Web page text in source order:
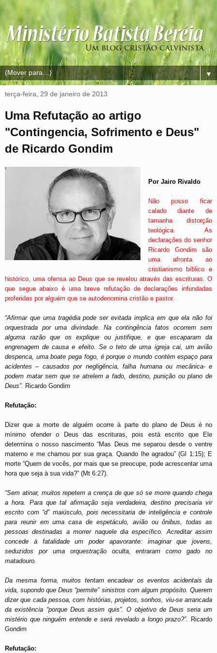
▼
terça-feira, 29 de janeiro de 2013
Uma Refutação ao artigo
"Contingencia, Sofrimento e Deus"
de Ricardo Gondim
Por Jairo Rivaldo
Não posso ficar
calado diante de
tamanha distorção
teológica. As
declarações do senhor
Ricardo Gondim são
uma afronta ao
cristianismo bíblico e
histórico, uma ofensa ao Deus que se revelou através das escrituras. O
que segue abaixo é uma breve refutação de declarações infundadas
proferidas por alguém que se autodenomina cristão e pastor.
“Afirmar que uma tragédia pode ser evitada implica em que ela não foi
orquestrada por uma divindade. Na contingência fatos ocorrem sem
alguma razão que os explique ou justifique, e que escaparam da
engrenagem de causa e efeito. Se o teto de uma igreja cai, um avião
despenca, uma boate pega fogo, é porque o mundo contém espaço para
acidentes – causados por negligência, falha humana ou mecânica- e
podem matar sem que se atrelem a fado, destino, punição ou plano de
Deus”. Ricardo Gondim
Refutação:
Dizer que a morte de alguém ocorre à parte do plano de Deus é no
mínimo ofender o Deus das escrituras, pois está escrito que Ele
determina o nosso nascimento “Mas Deus me separou desde o ventre
materno e me chamou por sua graça. Quando lhe agradou” (Gl 1:15); E
morte “Quem de vocês, por mais que se preocupe, pode acrescentar uma
hora que seja à sua vida?” (Mt 6:27).
“Sem atinar, muitos repetem a crença de que só se morre quando chega
a hora. Para que tal afirmação seja verdadeira, destino precisaria vir
escrito com “d” maiúsculo, pois necessitaria de inteligência e controle
para reunir em uma casa de espetáculo, avião ou ônibus, todas as
pessoas destinadas a morrer naquele dia específico. Acreditar assim
concede à fatalidade um poder apavorante: imaginar que jovens,
seduzidos por uma orquestração oculta, entraram como gado no
matadouro.
Da mesma forma, muitos tentam encadear os eventos acidentais da
vida, supondo que Deus “permite” sinistros com algum propósito. Querem
dizer que cada pessoa, com histórias, projetos, sonhos, viu-se arrancada
da existência “porque Deus assim quis”. O objetivo de Deus seria um
mistério que ninguém entende e será revelado a longo prazo?”.
Ricardo
Gondim
Refutação: